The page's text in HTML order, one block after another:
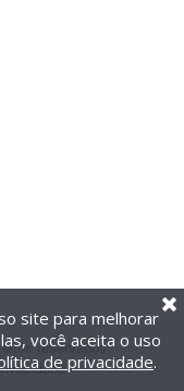
reservados.
site para melhorar
você aceita o uso
de privacidade.